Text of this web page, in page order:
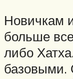
Новичкам
больше
либо
базовыми.